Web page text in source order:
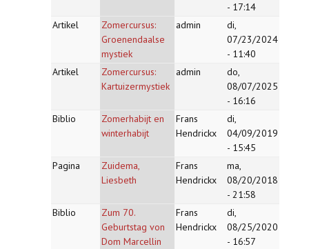
- 17:14
Artikel
Zomercursus:
Groenendaalse
mystiek
admin
di,
07/23/2024
- 11:40
Artikel
Zomercursus:
Kartuizermystiek
admin
do,
08/07/2025
- 16:16
Biblio
Zomerhabijt en
winterhabijt
Frans
Hendrickx
di,
04/09/2019
- 15:45
Pagina
Zuidema,
Liesbeth
Frans
Hendrickx
ma,
08/20/2018
- 21:58
Biblio
Zum 70.
Geburtstag von
Dom Marcellin
Frans
Hendrickx
di,
08/25/2020
- 16:57